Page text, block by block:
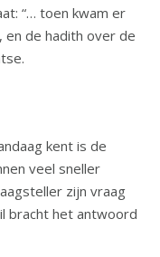
“… toen kwam er
en de hadith over de
kent is de
veel sneller
zijn vraag